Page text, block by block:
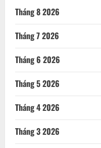
Tháng 8 2026
Tháng 7 2026
Tháng 6 2026
Tháng 5 2026
Tháng 4 2026
Tháng 3 2026